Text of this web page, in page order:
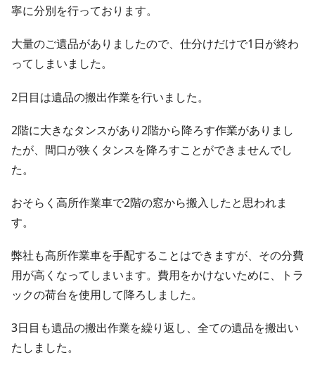
寧に分別を行っております。
大量のご遺品がありましたので、仕分けだけで1日が終わ
ってしまいました。
2日目は遺品の搬出作業を行いました。
2階に大きなタンスがあり2階から降ろす作業がありまし
たが、間口が狭くタンスを降ろすことができませんでし
た。
おそらく高所作業車で2階の窓から搬入したと思われま
す。
弊社も高所作業車を手配することはできますが、その分費
用が高くなってしまいます。費用をかけないために、トラ
ックの荷台を使用して降ろしました。
3日目も遺品の搬出作業を繰り返し、全ての遺品を搬出い
たしました。